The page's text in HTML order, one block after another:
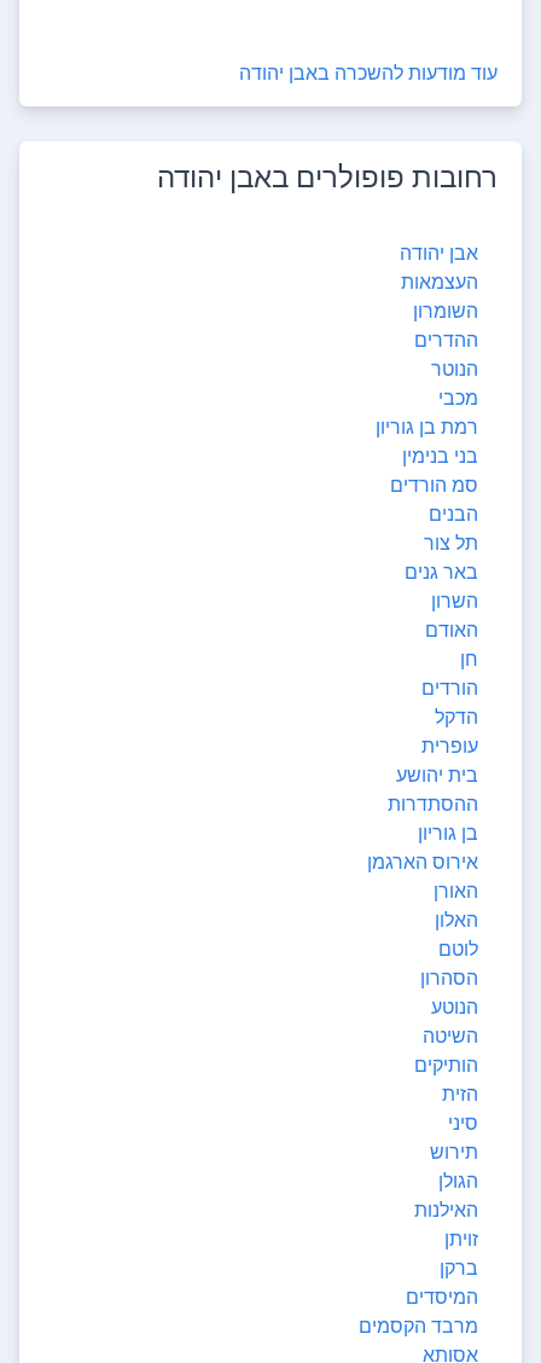
עוד מודעות להשכרה באבן יהודה
רחובות פופולרים באבן יהודה
אבן יהודה
העצמאות
השומרון
ההדרים
הנוטר
מכבי
רמת בן גוריון
בני בנימין
סמ הורדים
הבנים
תל צור
באר גנים
השרון
האודם
חן
הורדים
הדקל
עופרית
בית יהושע
ההסתדרות
בן גוריון
אירוס הארגמן
האורן
האלון
לוטם
הסהרון
הנוטע
השיטה
הותיקים
הזית
סיני
תירוש
הגולן
האילנות
זויתן
ברקן
המיסדים
מרבד הקסמים
אסותא